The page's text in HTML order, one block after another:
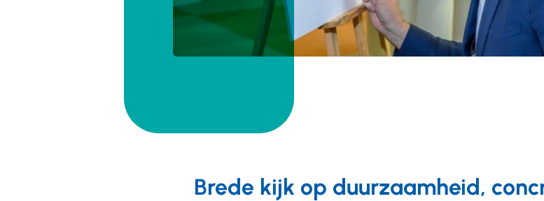
Brede kijk op duurzaamheid,